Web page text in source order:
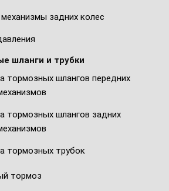
задних колес
шланги и трубки
тормозных шлангов передних
тормозных шлангов задних
тормозных трубок
тормоз